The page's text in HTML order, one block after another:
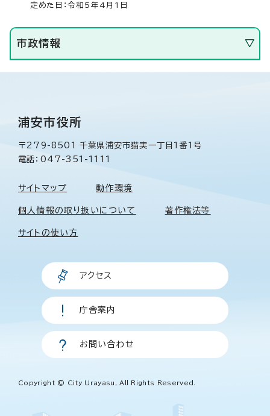
定めた日：令和5年4月1日
市政情報
浦安市役所
〒279-8501 千葉県浦安市猫実一丁目1番1号
電話：047-351-1111
サイトマップ 動作環境
個人情報の取り扱いについて 著作権法等
サイトの使い方
アクセス
庁舎案内
お問い合わせ
Copyright © City Urayasu, All Rights Reserved.